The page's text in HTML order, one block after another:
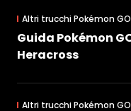
Altri trucchi Pokémon GO
Guida Pokémon
Heracross
Altri trucchi Pokémon GO